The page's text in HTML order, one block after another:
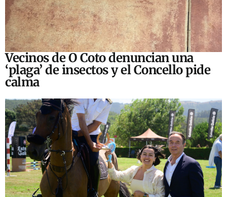
Vecinos de O Coto denuncian una
‘plaga’ de insectos y el Concello pide
calma